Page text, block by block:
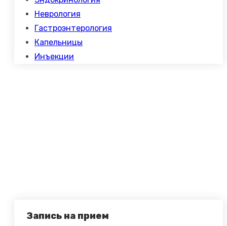
Неврология
Гастроэнтерология
Капельницы
Инъекции
Запись на прием